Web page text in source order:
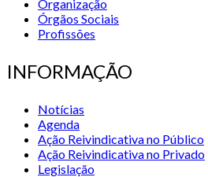
Organização
Órgãos Sociais
Profissões
INFORMAÇÃO
Notícias
Agenda
Ação Reivindicativa no Público
Ação Reivindicativa no Privado
Legislação